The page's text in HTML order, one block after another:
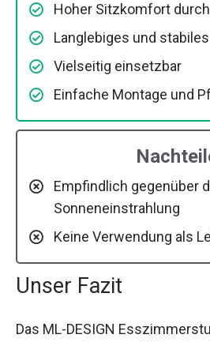
Hoher Sitzkomfort
Langlebiges und
Vielseitig einsetzbar
Einfache Montage und
Empfindlich gegenüber
Sonneneinstrahlung
Keine Verwendung als
Unser Fazit
Das ML-DESIGN